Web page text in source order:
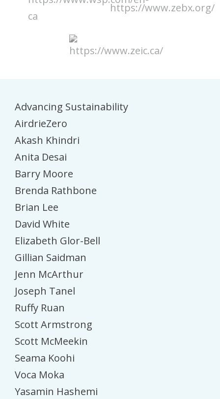
Advancing Sustainability
AirdrieZero
Akash Khindri
Anita Desai
Barry Moore
Brenda Rathbone
Brian Lee
David White
Elizabeth Glor-Bell
Gillian Saidman
Jenn McArthur
Joseph Tanel
Ruffy Ruan
Scott Armstrong
Scott McMeekin
Seama Koohi
Voca Moka
Yasamin Hashemi